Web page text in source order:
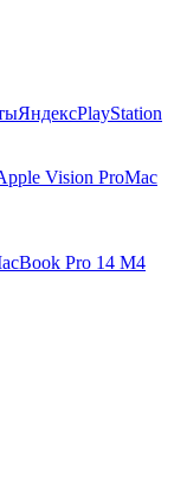
ЯндексPlayStation
Vision ProMac
Pro 14 M4